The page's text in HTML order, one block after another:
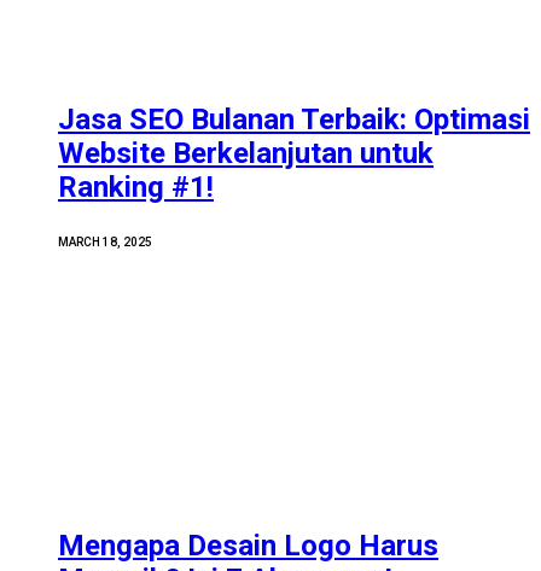
Jasa SEO Bulanan Terbaik: Optimasi
Website Berkelanjutan untuk
Ranking #1!
MARCH 18, 2025
Mengapa Desain Logo Harus